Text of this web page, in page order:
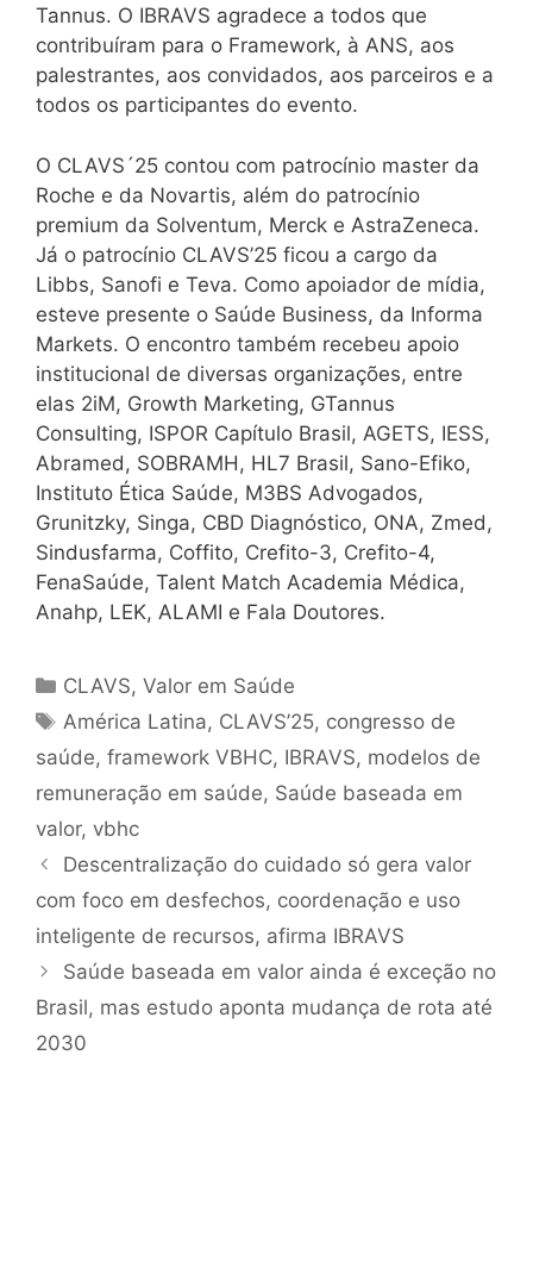
Tannus. O IBRAVS agradece a todos que
contribuíram para o Framework, à ANS, aos
palestrantes, aos convidados, aos parceiros e a
todos os participantes do evento.
O CLAVS´25 contou com patrocínio master da
Roche e da Novartis, além do patrocínio
premium da Solventum, Merck e AstraZeneca.
Já o patrocínio CLAVS’25 ficou a cargo da
Libbs, Sanofi e Teva. Como apoiador de mídia,
esteve presente o Saúde Business, da Informa
Markets. O encontro também recebeu apoio
institucional de diversas organizações, entre
elas 2iM, Growth Marketing, GTannus
Consulting, ISPOR Capítulo Brasil, AGETS, IESS,
Abramed, SOBRAMH, HL7 Brasil, Sano-Efiko,
Instituto Ética Saúde, M3BS Advogados,
Grunitzky, Singa, CBD Diagnóstico, ONA, Zmed,
Sindusfarma, Coffito, Crefito-3, Crefito-4,
FenaSaúde, Talent Match Academia Médica,
Anahp, LEK, ALAMI e Fala Doutores.
CLAVS,Valor em Saúde
América Latina, CLAVS’25, congresso de
saúde, framework VBHC, IBRAVS, modelos de
remuneração em saúde, Saúde baseada em
valor, vbhc
Descentralização do cuidado só gera valor
com foco em desfechos, coordenação e uso
inteligente de recursos, afirma IBRAVS
Saúde baseada em valor ainda é exceção no
Brasil, mas estudo aponta mudança de rota até
2030